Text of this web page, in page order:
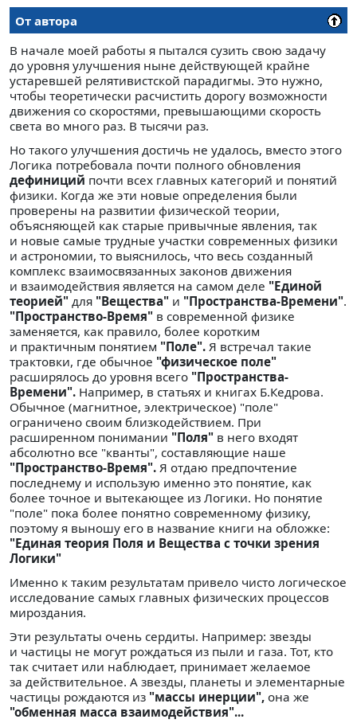
От автора
В начале моей работы я пытался сузить свою задачу
до уровня улучшения ныне действующей крайне
устаревшей релятивистской парадигмы. Это нужно,
чтобы теоретически расчистить дорогу возможности
движения со скоростями, превышающими скорость
света во много раз. В тысячи раз.
Но такого улучшения достичь не удалось, вместо этого
Логика потребовала почти полного обновления
дефиниций почти всех главных категорий и понятий
физики. Когда же эти новые определения были
проверены на развитии физической теории,
объясняющей как старые привычные явления, так
и новые самые трудные участки современных физики
и астрономии, то выяснилось, что весь созданный
комплекс взаимосвязанных законов движения
и взаимодействия является на самом деле "Единой
теорией" для "Вещества" и "Пространства-Времени".
"Пространство-Время" в современной физике
заменяется, как правило, более коротким
и практичным понятием "Поле". Я встречал такие
трактовки, где обычное "физическое поле"
расширялось до уровня всего "Пространства-
Времени". Например, в статьях и книгах Б.Кедрова.
Обычное (магнитное, электрическое) "поле"
ограничено своим близкодействием. При
расширенном понимании "Поля" в него входят
абсолютно все "кванты", составляющие наше
"Пространство-Время". Я отдаю предпочтение
последнему и использую именно это понятие, как
более точное и вытекающее из Логики. Но понятие
"поле" пока более понятно современному физику,
поэтому я выношу его в название книги на обложке:
"Единая теория Поля и Вещества с точки зрения
Логики"
Именно к таким результатам привело чисто логическое
исследование самых главных физических процессов
мироздания.
Эти результаты очень сердиты. Например: звезды
и частицы не могут рождаться из пыли и газа. Тот, кто
так считает или наблюдает, принимает желаемое
за действительное. А звезды, планеты и элементарные
частицы рождаются из "массы инерции", она же
"обменная масса взаимодействия"...